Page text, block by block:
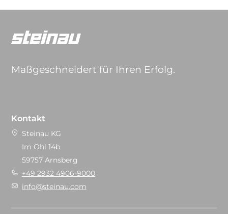
Maßgeschneidert für Ihren Erfolg.
Kontakt
Steinau KG
Im Ohl 14b
59757 Arnsberg
+49 2932 4906-9000
info@steinau.com